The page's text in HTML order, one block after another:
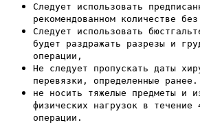
Следует использовать
рекомендованном количестве
Следует использовать
будет раздражать разрезы и
операции,
Не следует пропускать даты
перевязки, определенные ранее.
не носить тяжелые предметы и
физических нагрузок в течение
операции.